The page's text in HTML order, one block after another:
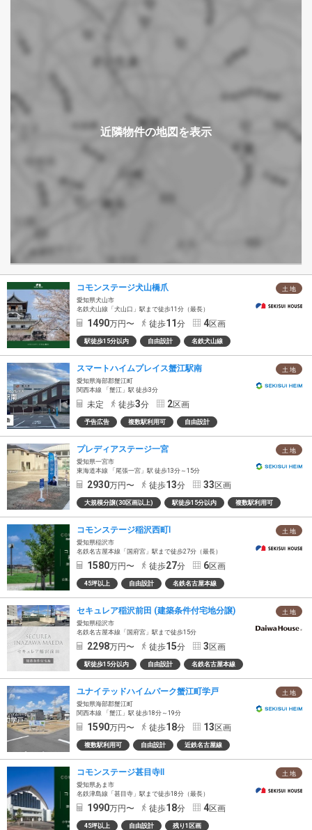
土 地
コモンステージ犬山橋爪
愛知県犬山市
名鉄犬山線「犬山口」駅まで徒歩11分（最長）
1490万円〜 徒歩11分 4区画
駅徒歩15分以内 自由設計 名鉄犬山線
土 地
スマートハイムプレイス蟹江駅南
愛知県海部郡蟹江町
関西本線 「蟹江」駅 徒歩3分
未定 徒歩3分 2区画
予告広告 複数駅利用可 自由設計
土 地
プレディアステージ一宮
愛知県一宮市
東海道本線 「尾張一宮」駅 徒歩13分～15分
2930万円〜 徒歩13分 33区画
大規模分譲(30区画以上) 駅徒歩15分以内 複数駅利用可
土 地
コモンステージ稲沢西町Ⅰ
愛知県稲沢市
名鉄名古屋本線「国府宮」駅まで徒歩27分（最長）
1580万円〜 徒歩27分 6区画
45坪以上 自由設計 名鉄名古屋本線
土 地
セキュレア稲沢前田 (建築条件付宅地分譲)
愛知県稲沢市
名鉄名古屋本線「国府宮」駅まで徒歩15分
2298万円〜 徒歩15分 3区画
駅徒歩15分以内 自由設計 名鉄名古屋本線
土 地
ユナイテッドハイムパーク蟹江町学戸
愛知県海部郡蟹江町
関西本線 「蟹江」駅 徒歩18分～19分
1590万円〜 徒歩18分 13区画
複数駅利用可 自由設計 近鉄名古屋線
土 地
コモンステージ甚目寺Ⅱ
愛知県あま市
名鉄津島線「甚目寺」駅まで徒歩18分（最長）
1990万円〜 徒歩18分 4区画
45坪以上 自由設計 残り1区画